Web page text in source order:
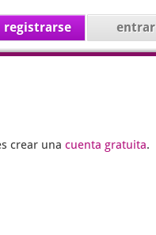
registrarse entrar
crear una cuenta gratuita.